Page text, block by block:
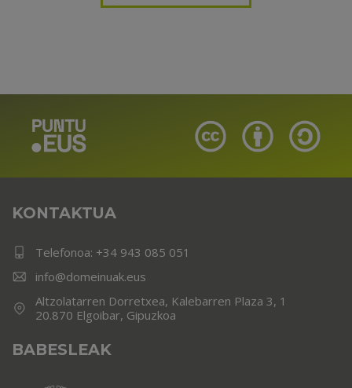
KONTAKTUA
Telefonoa: +34 943 085 051
info@domeinuak.eus
Altzolatarren Dorretxea, Kalebarren Plaza 3, 1
20.870 Elgoibar, Gipuzkoa
BABESLEAK